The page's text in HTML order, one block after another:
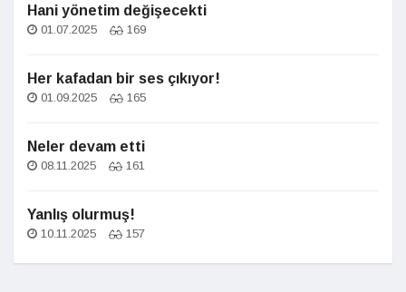
Hani yönetim değişecekti
01.07.2025 169
Her kafadan bir ses çıkıyor!
01.09.2025 165
Neler devam etti
08.11.2025 161
Yanlış olurmuş!
10.11.2025 157